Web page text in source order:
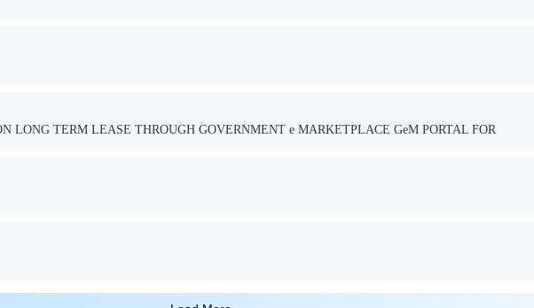
LONG TERM LEASE THROUGH GOVERNMENT e MARKETPLACE GeM PORTAL FOR